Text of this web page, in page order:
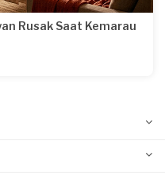
Rusak Saat Kemarau